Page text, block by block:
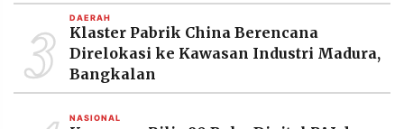
3 DAERAH
Klaster Pabrik China Berencana
Direlokasi ke Kawasan Industri Madura,
Bangkalan
NASIONAL